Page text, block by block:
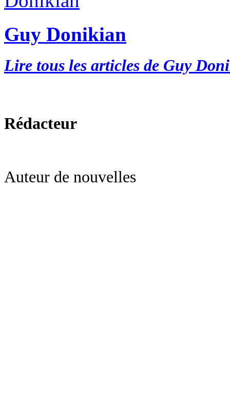
Guy Donikian
Lire tous les articles de Guy
Rédacteur
Auteur de nouvelles